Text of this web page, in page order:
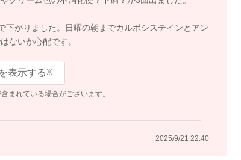
がりました。日曜の朝までカルボシステインとアン
ないか心配です。
表示する※
まれている場合がございます。
2025/9/21 22:40